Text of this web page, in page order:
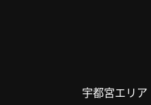
宇都宮エリア